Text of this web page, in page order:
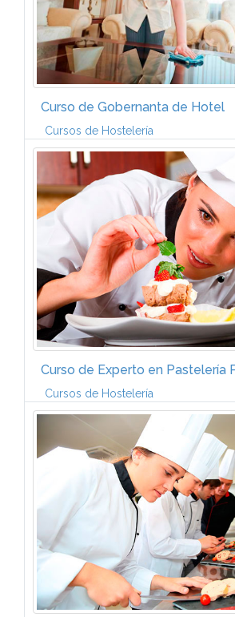
Curso de Gobernanta de Hotel
Cursos de Hostelería
MÓDULO 1: Organización y atención
pisos IMÓDULO 2: Organización y
en pisos IIMÓDULO 3: Organización
cliente en pisos IIIMÓDULO...
Curso de Experto en Pastelería
Cursos de Hostelería
ProgramaEl experto en Pastelería
formado por cinco módulos:I.
historia y oficio. Instalación y
Conocimiento de ...